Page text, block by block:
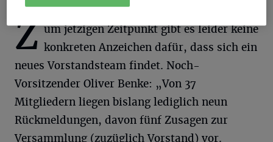
Z um jetzigen Zeitpunkt gibt es leider keine
konkreten Anzeichen dafür, dass sich ein
neues Vorstandsteam findet. Noch-
Vorsitzender Oliver Benke: „Von 37
Mitgliedern liegen bislang lediglich neun
Rückmeldungen, davon fünf Zusagen zur
Versammlung (zuzüglich Vorstand) vor.